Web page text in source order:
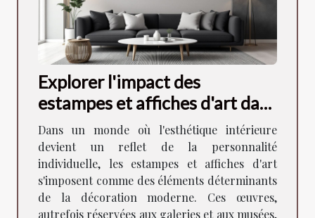
Explorer l'impact des
estampes et affiches d'art dans
la décoration moderne
Dans un monde où l'esthétique intérieure
devient un reflet de la personnalité
individuelle, les estampes et affiches d'art
s'imposent comme des éléments déterminants
de la décoration moderne. Ces œuvres,
autrefois réservées aux galeries et aux musées,